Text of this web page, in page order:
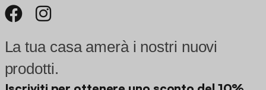
La tua casa amerà i nostri nuovi
prodotti.